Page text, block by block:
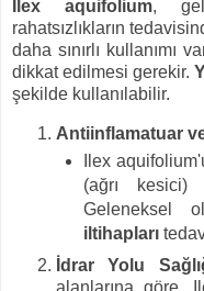
Ilex aquifolium,
rahatsızlıkların
daha sınırlı kullanımı
dikkat edilmesi gerekir.
şekilde kullanılabilir.
Antiinflamatuar
Ilex
(ağrı kesici)
Geleneksel
iltihapları
İdrar Yolu
alanlarına göre,